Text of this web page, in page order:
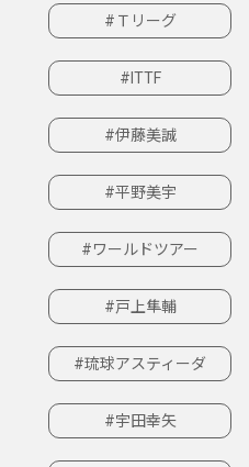
#Ｔリーグ
#ITTF
#伊藤美誠
#平野美宇
#ワールドツアー
#戸上隼輔
#琉球アスティーダ
#宇田幸矢